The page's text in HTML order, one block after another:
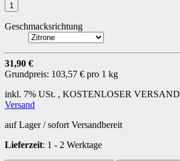
Geschmacksrichtung
31,90 €
Grundpreis: 103,57 € pro 1 kg
inkl. 7% USt. , KOSTENLOSER VERSAND
Versand
auf Lager / sofort Versandbereit
Lieferzeit: 1 - 2 Werktage